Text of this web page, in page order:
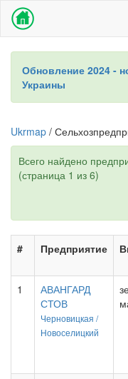
Обновление 2024 -
Украины
Ukrmap /
Всего найдено
(страница 1 из 6)
# Предприятие
1
АВАНГАРД
СТОВ
Черновицкая /
Новоселицкий